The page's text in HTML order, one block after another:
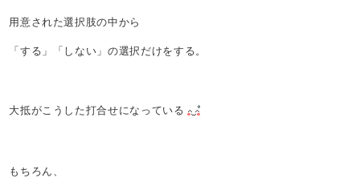
用意された選択肢の中から
「する」「しない」の選択だけをする。
大抵がこうした打合せになっている
もちろん、